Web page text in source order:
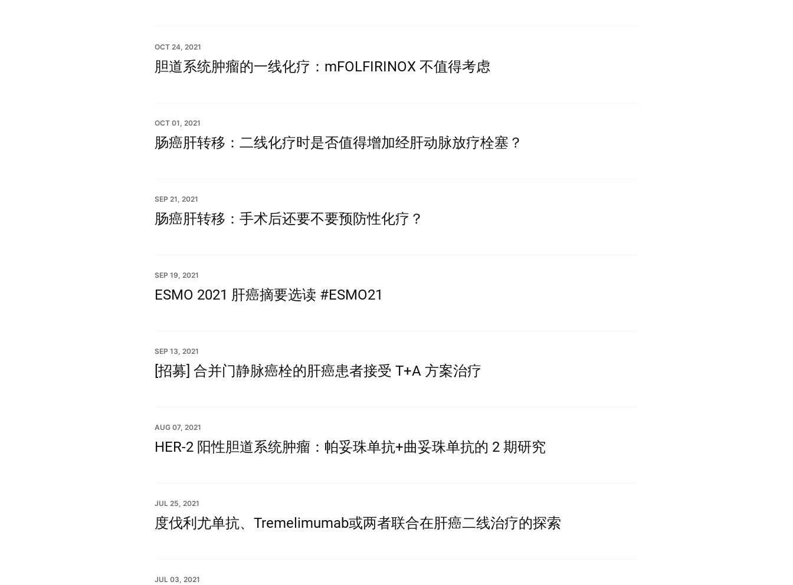
OCT 24, 2021
胆道系统肿瘤的一线化疗：mFOLFIRINOX 不值得考虑
OCT 01, 2021
肠癌肝转移：二线化疗时是否值得增加经肝动脉放疗栓塞？
SEP 21, 2021
肠癌肝转移：手术后还要不要预防性化疗？
SEP 19, 2021
ESMO 2021 肝癌摘要选读 #ESMO21
SEP 13, 2021
[招募] 合并门静脉癌栓的肝癌患者接受 T+A 方案治疗
AUG 07, 2021
HER-2 阳性胆道系统肿瘤：帕妥珠单抗+曲妥珠单抗的 2 期研究
JUL 25, 2021
度伐利尤单抗、Tremelimumab或两者联合在肝癌二线治疗的探索
JUL 03, 2021